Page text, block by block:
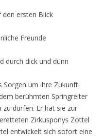
den ersten Blick
Freunde
durch dick und dünn
Sorgen um ihre Zukunft.
berühmten Springreiter
dürfen. Er hat sie zur
Zirkusponys Zottel
entwickelt sich sofort eine